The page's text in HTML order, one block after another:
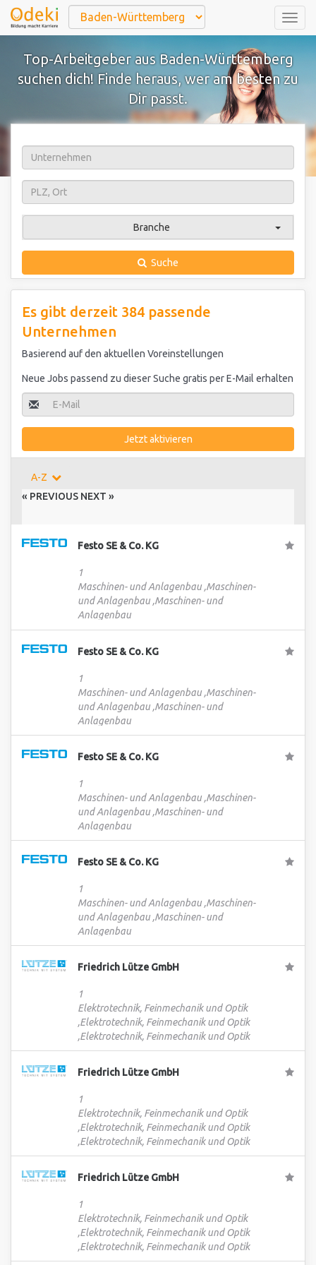
Top-Arbeitgeber aus Baden-Württemberg
suchen dich! Finde heraus, wer am besten zu
Dir passt.
Branche
Suche
Es gibt derzeit 384 passende
Unternehmen
Basierend auf den aktuellen Voreinstellungen
Neue Jobs passend zu dieser Suche gratis per E-Mail erhalten
Jetzt aktivieren
A-Z
« PREVIOUS NEXT »
Festo SE & Co. KG
1
Maschinen- und Anlagenbau ,Maschinen-
und Anlagenbau ,Maschinen- und
Anlagenbau
Festo SE & Co. KG
1
Maschinen- und Anlagenbau ,Maschinen-
und Anlagenbau ,Maschinen- und
Anlagenbau
Festo SE & Co. KG
1
Maschinen- und Anlagenbau ,Maschinen-
und Anlagenbau ,Maschinen- und
Anlagenbau
Festo SE & Co. KG
1
Maschinen- und Anlagenbau ,Maschinen-
und Anlagenbau ,Maschinen- und
Anlagenbau
Friedrich Lütze GmbH
1
Elektrotechnik, Feinmechanik und Optik
,Elektrotechnik, Feinmechanik und Optik
,Elektrotechnik, Feinmechanik und Optik
Friedrich Lütze GmbH
1
Elektrotechnik, Feinmechanik und Optik
,Elektrotechnik, Feinmechanik und Optik
,Elektrotechnik, Feinmechanik und Optik
Friedrich Lütze GmbH
1
Elektrotechnik, Feinmechanik und Optik
,Elektrotechnik, Feinmechanik und Optik
,Elektrotechnik, Feinmechanik und Optik